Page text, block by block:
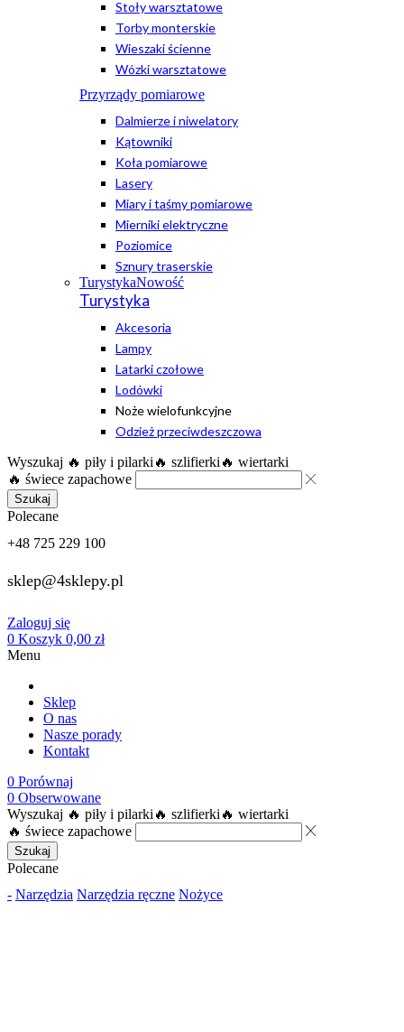
Stoły warsztatowe
Torby monterskie
Wieszaki ścienne
Wózki warsztatowe
Przyrządy pomiarowe
Dalmierze i niwelatory
Kątowniki
Koła pomiarowe
Lasery
Miary i taśmy pomiarowe
Mierniki elektryczne
Poziomice
Sznury traserskie
TurystykaNowość
Turystyka
Akcesoria
Lampy
Latarki czołowe
Lodówki
Noże wielofunkcyjne
Odzież przeciwdeszczowa
Wyszukaj 🔥 piły i pilarki 🔥 szlifierki 🔥 wiertarki
🔥 świece zapachowe
Szukaj
Polecane
+48 725 229 100
sklep@4sklepy.pl
Zaloguj się
0 Koszyk 0,00 zł
Menu
Sklep
O nas
Nasze porady
Kontakt
0 Porównaj
0 Obserwowane
Wyszukaj 🔥 piły i pilarki 🔥 szlifierki 🔥 wiertarki
🔥 świece zapachowe
Szukaj
Polecane
- Narzędzia Narzędzia ręczne Nożyce